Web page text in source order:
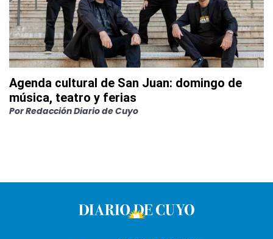
Agenda cultural de San Juan: domingo de
música, teatro y ferias
PorRedacción Diario de Cuyo